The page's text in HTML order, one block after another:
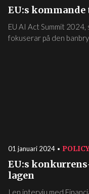
EU:s
EU AI Act Summit
fokuserar på den
01 januari 2024
EU:s
lagen
I en intervju med